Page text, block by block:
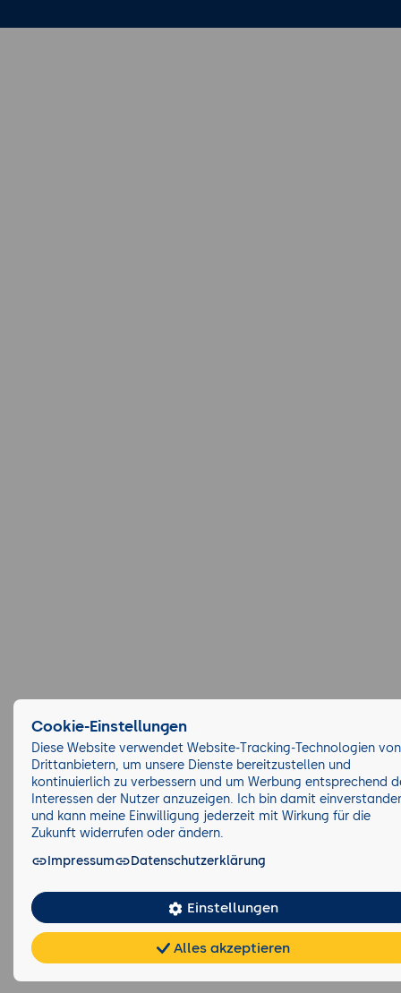
Teilen FAQ Cookies
Cookie-Einstellungen
Diese Website verwendet Website-Tracking-Technologien von
Drittanbietern, um unsere Dienste bereitzustellen und
kontinuierlich zu verbessern und um Werbung entsprechend
Interessen der Nutzer anzuzeigen. Ich bin damit
und kann meine Einwilligung jederzeit mit Wirkung für die
Zukunft widerrufen oder ändern.
Impressum
Datenschutzerklärung
Einstellungen
Alles akzeptieren